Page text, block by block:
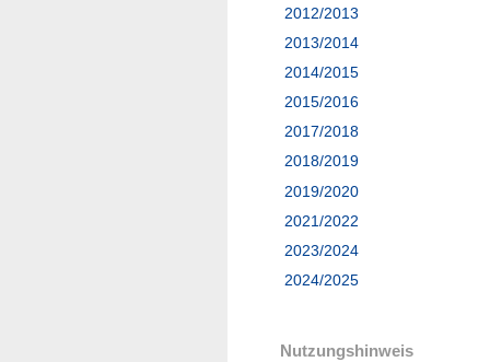
2012/2013
2013/2014
2014/2015
2015/2016
2017/2018
2018/2019
2019/2020
2021/2022
2023/2024
2024/2025
Nutzungshinweis